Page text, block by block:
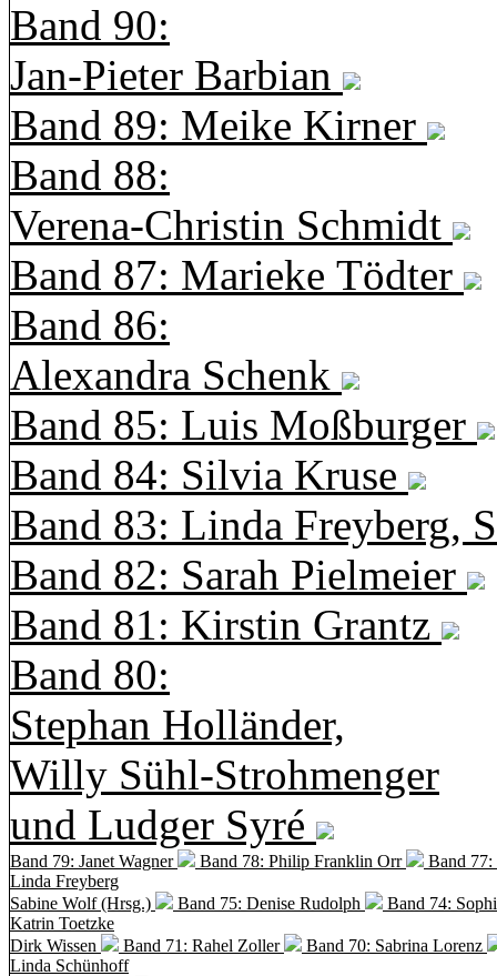
Band 90:
Jan-Pieter Barbian
Band 89: Meike Kirner
Band 88:
Verena-Christin Schmidt
Band 87: Marieke Tödter
Band 86:
Alexandra Schenk
Band 85: Luis Moßburger
Band 84: Silvia Kruse
Band 83: Linda Freyberg,
Band 82: Sarah Pielmeier
Band 81: Kirstin Grantz
Band 80:
Stephan Holländer,
Willy Sühl-Strohmenger
und Ludger Syré
Band 79: Janet Wagner Band 78: Philip Franklin Orr
Band
Linda Freyberg
Sabine Wolf (Hrsg.)
Band 75: Denise Rudolph
Band 74:
Katrin Toetzke
Dirk Wissen
Band 71: Rahel Zoller
Band 70: Sabrina Lorenz
Linda Schünhoff